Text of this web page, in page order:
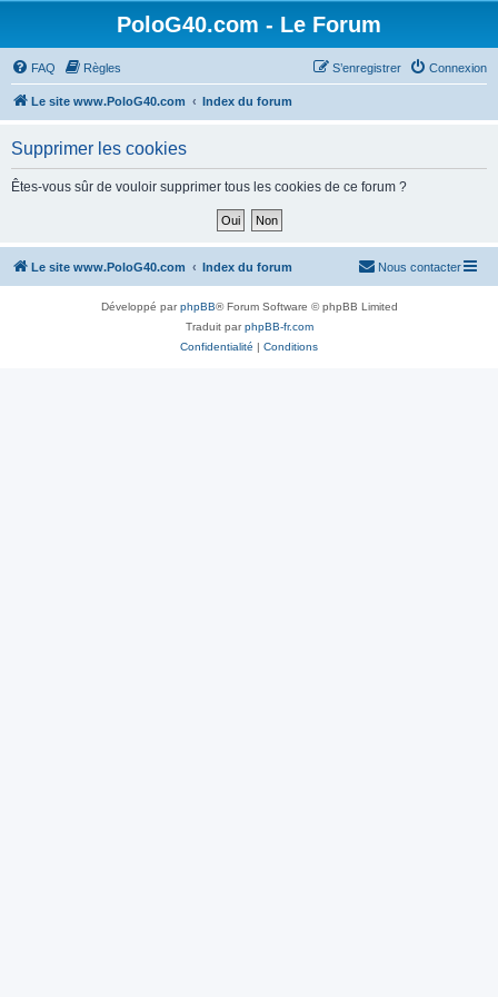
PoloG40.com - Le Forum
FAQ Règles Connexion
S’enregistrer
Le site www.PoloG40.com Index du forum
Supprimer les cookies
Êtes-vous sûr de vouloir supprimer tous les cookies de ce forum ?
Le site www.PoloG40.com Index du forum Nous contacter
Développé parphpBB® Forum Software © phpBB Limited
Traduit parphpBB-fr.com
Confidentialité | Conditions